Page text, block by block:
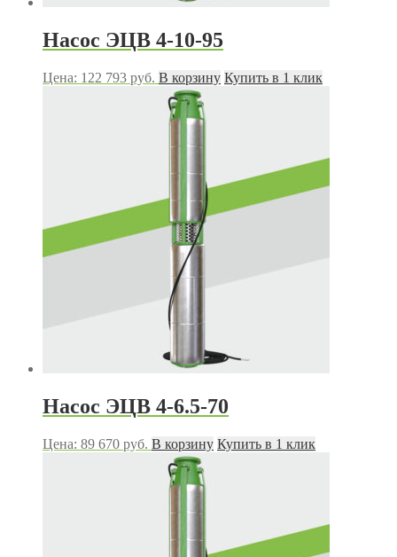
Насос ЭЦВ 4-10-95
Цена: 122 793 руб. В корзину Купить в 1 клик
Насос ЭЦВ 4-6.5-70
Цена: 89 670 руб. В корзину Купить в 1 клик